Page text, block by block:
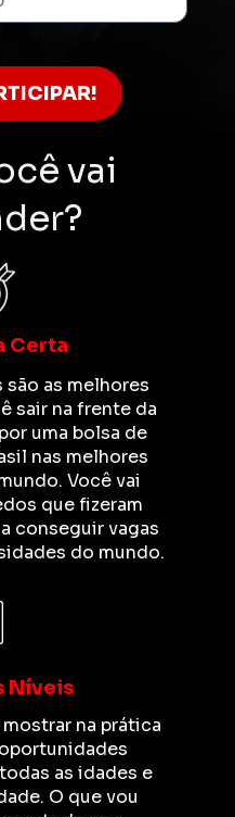
vai
Certa
Níveis
são as melhores
sair na frente da
uma bolsa de
nas melhores
Você vai
que fizeram
conseguir vagas
do mundo.
na prática
as idades e
O que vou